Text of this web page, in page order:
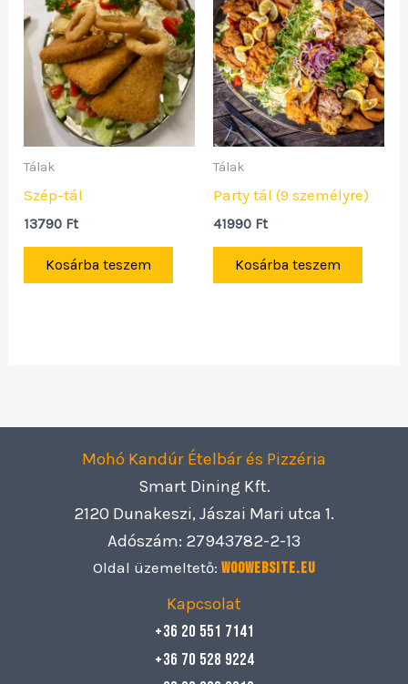
Tálak
Szép-tál
13790 Ft
Kosárba teszem
Tálak
Party tál (9 személyre)
41990 Ft
Kosárba teszem
Mohó Kandúr Ételbár és Pizzéria
Smart Dining Kft.
2120 Dunakeszi, Jászai Mari utca 1.
Adószám: 27943782-2-13
Oldal üzemeltető: Woowebsite.eu
Kapcsolat
+36 20 551 7141
+36 70 528 9224